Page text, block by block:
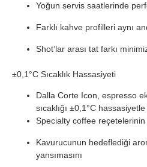
Yoğun servis saatlerinde
Farklı kahve profilleri aynı
Shot’lar arası tat farkı
±0,1°C Sıcaklık Hassasiyeti
Dalla Corte Icon, espresso
sıcaklığı ±0,1°C
Specialty coffee reçetelerinin
Kavurucunun hedeflediği
yansımasını